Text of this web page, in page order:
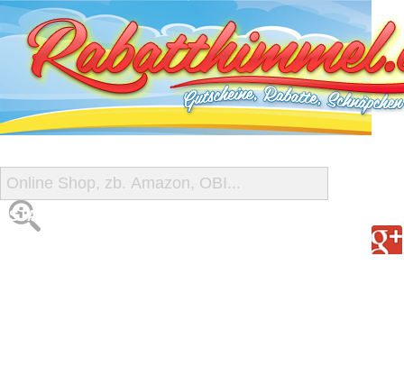
START